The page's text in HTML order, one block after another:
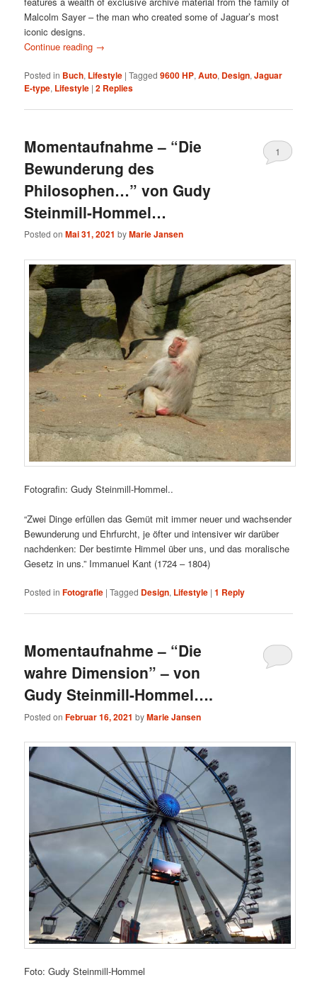
Malcolm Sayer – the man who created some of Jaguar’s most
iconic designs.
Continue reading →
Posted in Buch, Lifestyle |Tagged 9600 HP,Auto, Design,Jaguar
E-type, Lifestyle |2 Replies
Momentaufnahme – “Die
Bewunderung des
Philosophen…” von Gudy
Steinmill-Hommel…
Posted onMai 31, 2021 byMarie Jansen
1
Fotografin: Gudy Steinmill-Hommel..
“Zwei Dinge erfüllen das Gemüt mit immer neuer und wachsender
Bewunderung und Ehrfurcht, je öfter und intensiver wir darüber
nachdenken: Der bestirnte Himmel über uns, und das moralische
Gesetz in uns.” Immanuel Kant (1724 – 1804)
Posted in Fotografie |Tagged Design, Lifestyle |1 Reply
Momentaufnahme – “Die
wahre Dimension” – von
Gudy Steinmill-Hommel….
Posted onFebruar 16, 2021 byMarie Jansen
Foto: Gudy Steinmill-Hommel